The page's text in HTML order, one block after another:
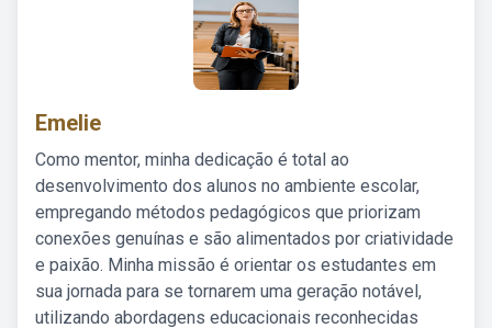
Emelie
Como mentor, minha dedicação é total ao
desenvolvimento dos alunos no ambiente escolar,
empregando métodos pedagógicos que priorizam
conexões genuínas e são alimentados por criatividade
e paixão. Minha missão é orientar os estudantes em
sua jornada para se tornarem uma geração notável,
utilizando abordagens educacionais reconhecidas